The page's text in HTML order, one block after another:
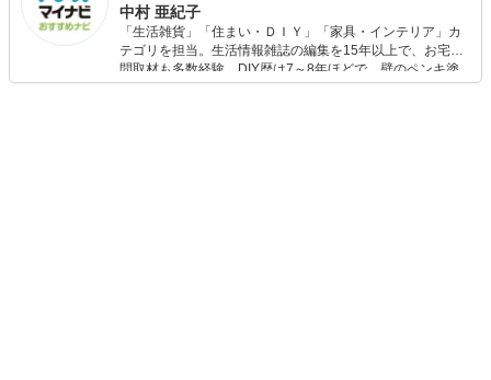
として二級建築士やインテリアコーディネーターの受験指
導も行っている。手描き図面やイラストでのプレゼンにも
定評があり、多くの文具を試してきた。 多趣味が高じて醗
酵教室や手抜き家事教室を開催し好評を得ている。 子ども
３人。A型・獅子座
中村 亜紀子
「生活雑貨」「住まい・ＤＩＹ」「家具・インテリア」カ
テゴリを担当。生活情報雑誌の編集を15年以上で、お宅訪
問取材も多数経験。DIY歴は7～8年ほどで、壁のペンキ塗
りや壁紙チェンジなどもチャレンジ済み。初心者でもモノ